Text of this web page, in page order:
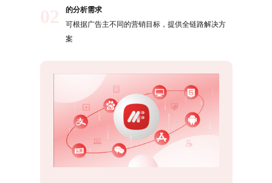
的分析需求
可根据广告主不同的营销目标，提供全链路解决方
案